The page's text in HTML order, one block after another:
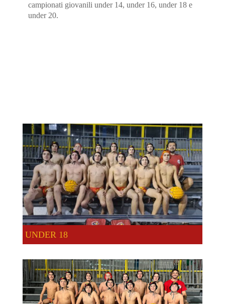
campionati giovanili under 14, under 16, under 18 e
under 20.
UNDER 18